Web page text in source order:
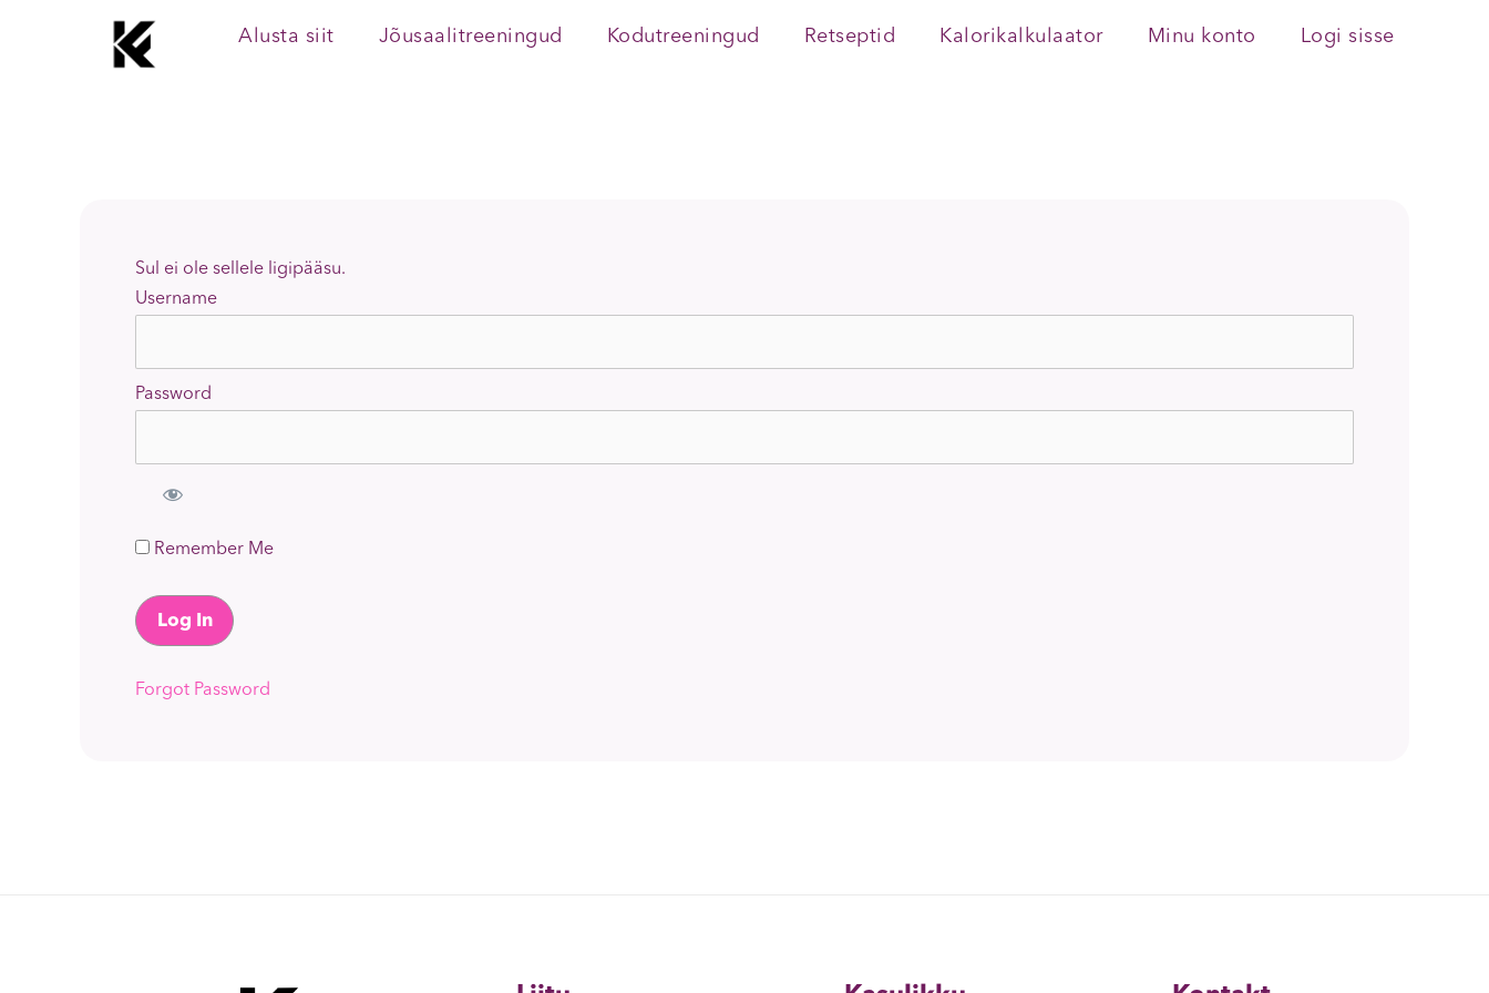
Alusta siit Jõusaalitreeningud Kodutreeningud Retseptid Kalorikalkulaator Minu konto Logi sisse
Sul ei ole sellele ligipääsu.
Username
Password
Remember Me
Forgot Password